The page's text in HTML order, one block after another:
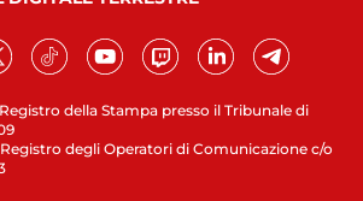
della Stampa presso il Tribunale di
degli Operatori di Comunicazione c/o